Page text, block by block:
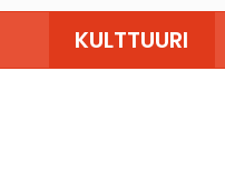
KULTTUURI